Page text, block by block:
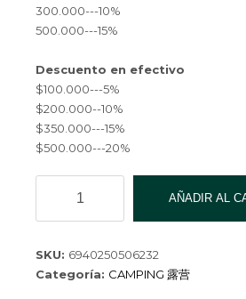
300.000---10%
500.000---15%
Descuento en efectivo
$100.000---5%
$200.000--10%
$350.000---15%
$500.000---20%
MARIPOSA
TIBURON
2564
cantidad
AÑADIR AL
SKU: 6940250506232
Categoría: CAMPING 露营